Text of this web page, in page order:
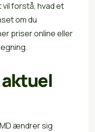
vil forstå, hvad et
om du
priser online eller
aktuel
ændrer sig